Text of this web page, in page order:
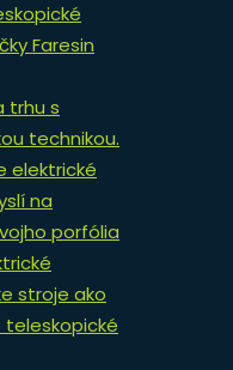
Faresin
trhu s
technikou.
elektrické
na
porfólia
stroje ako